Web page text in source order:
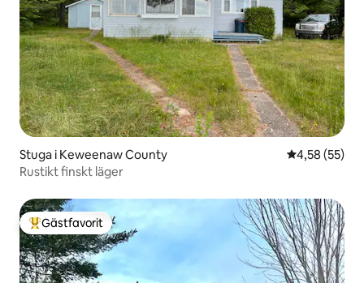
Stuga i Keweenaw County 4,58 av 5 i
4,58 (55)
Rustikt finskt läger
Populär gästfavorit
Gästfavorit